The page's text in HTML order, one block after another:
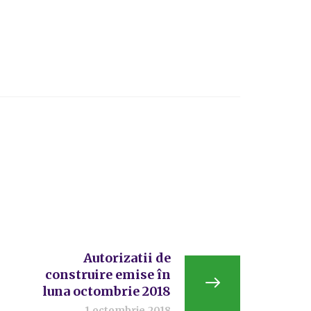
Autorizatii de
construire emise în
luna octombrie 2018